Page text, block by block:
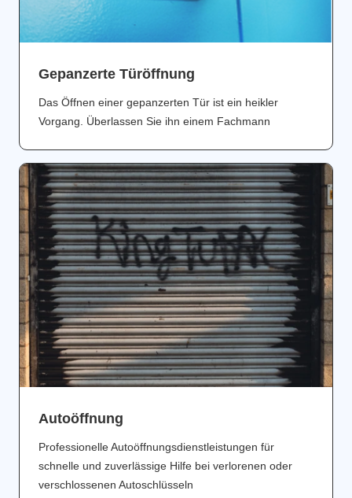
Gepanzerte Türöffnung
Das Öffnen einer gepanzerten Tür ist ein heikler
Vorgang. Überlassen Sie ihn einem Fachmann
Аutoöffnung
Professionelle Autoöffnungsdienstleistungen für
schnelle und zuverlässige Hilfe bei verlorenen oder
verschlossenen Autoschlüsseln